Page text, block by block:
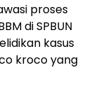
proses
di SPBUN
kasus
kroco yang